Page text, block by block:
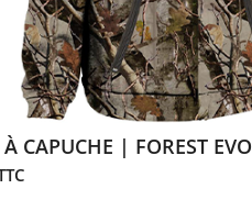
CAPUCHE | FOREST EVO